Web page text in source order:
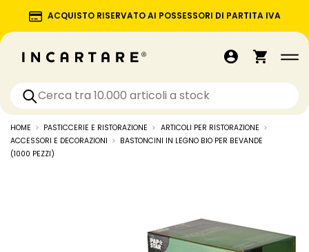
ACQUISTO RISERVATO AI POSSESSORI DI PARTITA IVA
HOME PASTICCERIE E RISTORAZIONE
ARTICOLI PER RISTORAZIONE
ACCESSORI E DECORAZIONI
BASTONCINI IN LEGNO BIO PER BEVANDE
(1000 PEZZI)